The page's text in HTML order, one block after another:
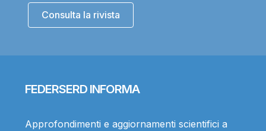
Consulta la rivista
FEDERSERD INFORMA
Approfondimenti e aggiornamenti scientifici a